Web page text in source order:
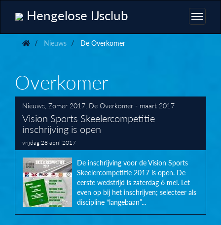
Hengelose IJsclub
Nieuws De Overkomer
Overkomer
Nieuws Zomer 2017 De Overkomer - maart 2017
Vision Sports Skeelercompetitie
inschrijving is open
vrijdag 28 april 2017
De inschrijving voor de Vision Sports
Skeelercompetitie 2017 is open. De
eerste wedstrijd is zaterdag 6 mei. Let
even op bij het inschrijven; selecteer als
discipline “langebaan”...